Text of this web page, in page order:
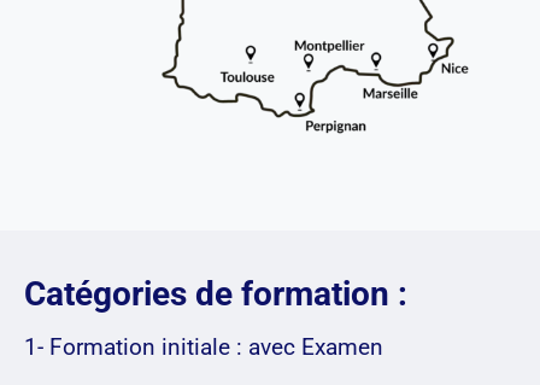
Catégories de formation :
1- Formation initiale : avec Examen